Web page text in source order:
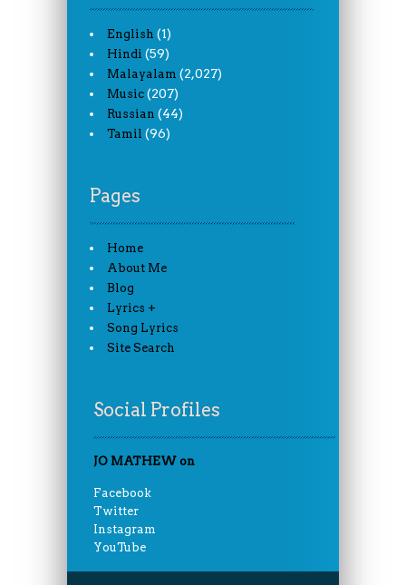
English (1)
Hindi (59)
Malayalam (2,027)
Music (207)
Russian (44)
Tamil (96)
Pages
Home
About Me
Blog
Lyrics +
Song Lyrics
Site Search
Social Profiles
JO MATHEW on
Facebook
Twitter
Instagram
YouTube